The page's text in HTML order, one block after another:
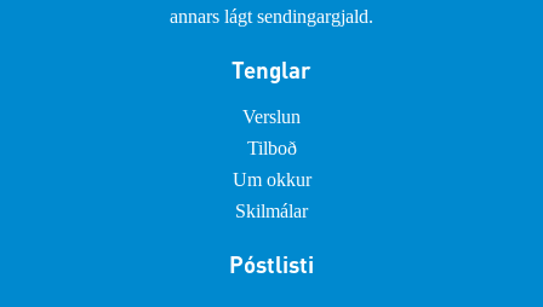
annars lágt sendingargjald.
Tenglar
Verslun
Tilboð
Um okkur
Skilmálar
Póstlisti